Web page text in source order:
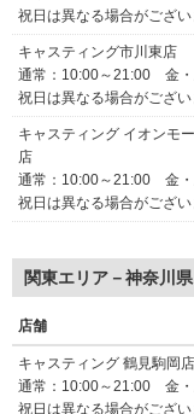
祝日は異なる場合がござい
キャスティング市川東店
通常：10:00～21:00 金・
祝日は異なる場合がござい
キャスティング イオンモ
店
通常：10:00～21:00 金・
祝日は異なる場合がござい
関東エリア－神奈川県
店舗
キャスティング 鶴見駒岡店
通常：10:00～21:00 金・
祝日は異なる場合がござい